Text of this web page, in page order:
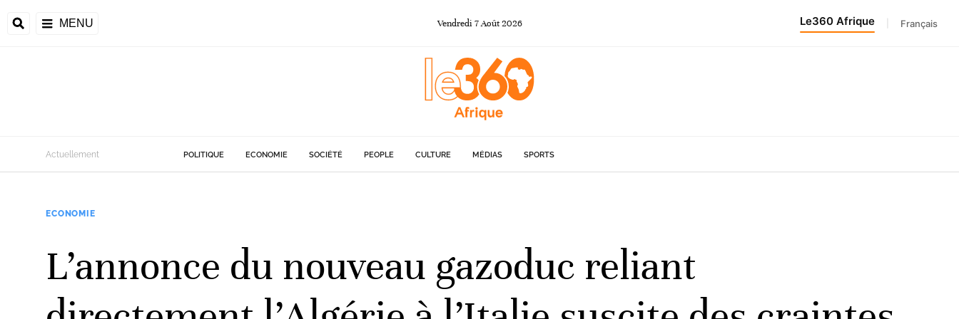
MENU Vendredi 7Août 2026 Le360 Afrique Français
Actuellement POLITIQUE ECONOMIE SOCIÉTÉ PEOPLE CULTURE MÉDIAS SPORTS
ECONOMIE
L’annonce du nouveau gazoduc reliant